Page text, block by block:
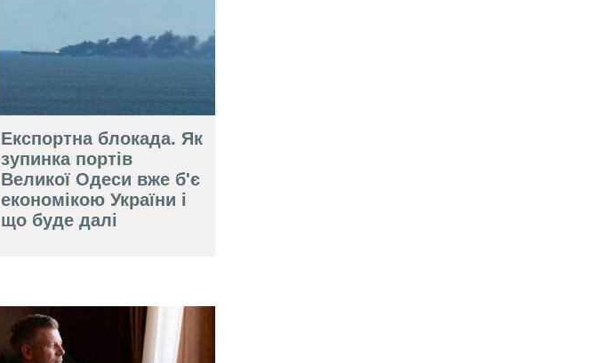
Експортна блокада. Як
зупинка портів
Великої Одеси вже б'є
економікою України і
що буде далі